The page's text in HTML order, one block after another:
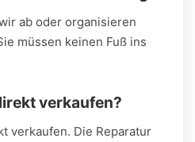
ab oder organisieren
müssen keinen Fuß ins
verkaufen?
verkaufen. Die Reparatur